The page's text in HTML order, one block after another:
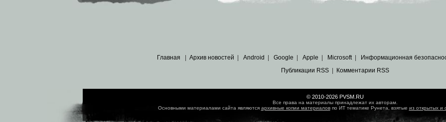
Главная Архив новостей Android Google Apple Microsoft| Информационная
Публикации RSS| Комментарии RSS
© 2010-2026 PVSM.RU
Все права на материалы принадлежат их авторам.
Основными материалами сайта являются архивные копии материаловпо ИТ тематике Рунета, взятые из открытых и